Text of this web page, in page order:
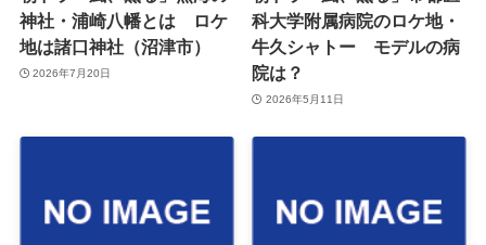
神社・浦崎八幡とは ロケ
地は諸口神社（沼津市）
2026年7月20日
科大学附属病院のロケ地・
牛久シャトー モデルの病
院は？
2026年5月11日